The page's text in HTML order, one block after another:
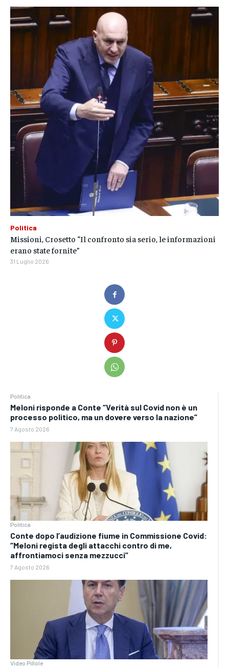
Politica
Meloni risponde a Conte “Verità sul Covid non è un
processo politico, ma un dovere verso la nazione”
7 Agosto 2026
Politica
Conte dopo l’audizione fiume in Commissione Covid:
“Meloni regista degli attacchi contro di me,
affrontiamoci senza mezzucci”
7 Agosto 2026
Video Pillole
Politica
Missioni, Crosetto “Il confronto sia serio, le informazioni
erano state fornite”
31 Luglio 2026